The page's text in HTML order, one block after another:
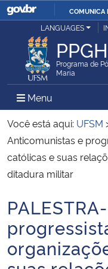
COMUNICA
Ministério da Justiça e
Ministério da Defesa
Ministério das Relações
Ministério da Economia
Ministério da Agricultura,
Ministério da Educação
LANGUAGES
PPGH
Programa de
Maria
Menu Menu
Você está aqui: UFSM
Anticomunistas e
católicas e suas
ditadura militar
Início do conteúdo